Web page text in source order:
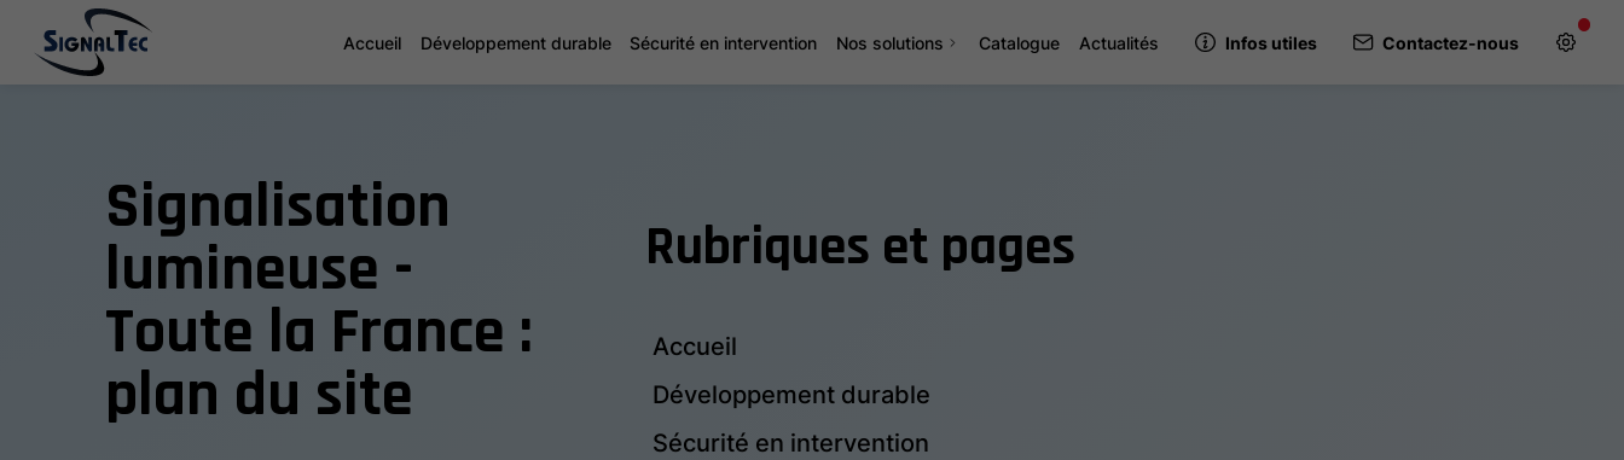
Accueil Développement durable Sécurité en intervention Nos solutions Catalogue Actualités Infos utiles Contactez-nous
Signalisation
lumineuse -
Toute la France :
plan du site
Rubriques et pages
Accueil
Développement durable
Sécurité en intervention